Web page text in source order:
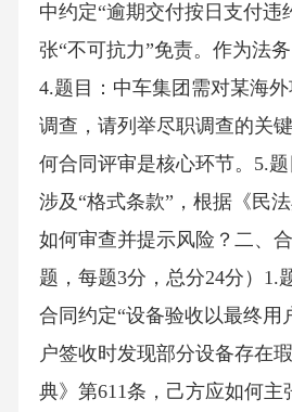
中约定“逾期交付按日支付违
张“不可抗力”免责。作为法
4.题目：中车集团需对某海
调查，请列举尽职调查的关
何合同评审是核心环节。5.
涉及“格式条款”，根据《民
如何审查并提示风险？二、
题，每题3分，总分24分）1.
合同约定“设备验收以最终用
户签收时发现部分设备存在
典》第611条，己方应如何主